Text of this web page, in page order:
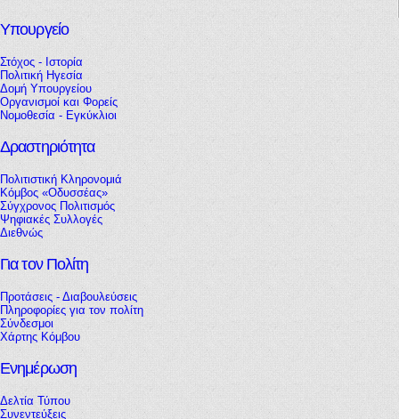
Υπουργείο
Στόχος - Ιστορία
Πολιτική Ηγεσία
Δομή Υπουργείου
Οργανισμοί και Φορείς
Νομοθεσία - Εγκύκλιοι
Δραστηριότητα
Πολιτιστική Κληρονομιά
Κόμβος «Οδυσσέας»
Σύγχρονος Πολιτισμός
Ψηφιακές Συλλογές
Διεθνώς
Για τον Πολίτη
Προτάσεις - Διαβουλεύσεις
Πληροφορίες για τον πολίτη
Σύνδεσμοι
Χάρτης Κόμβου
Ενημέρωση
Δελτία Τύπου
Συνεντεύξεις